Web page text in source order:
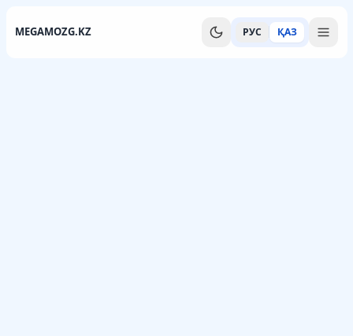
MEGAMOZG.KZ РУС ҚАЗ